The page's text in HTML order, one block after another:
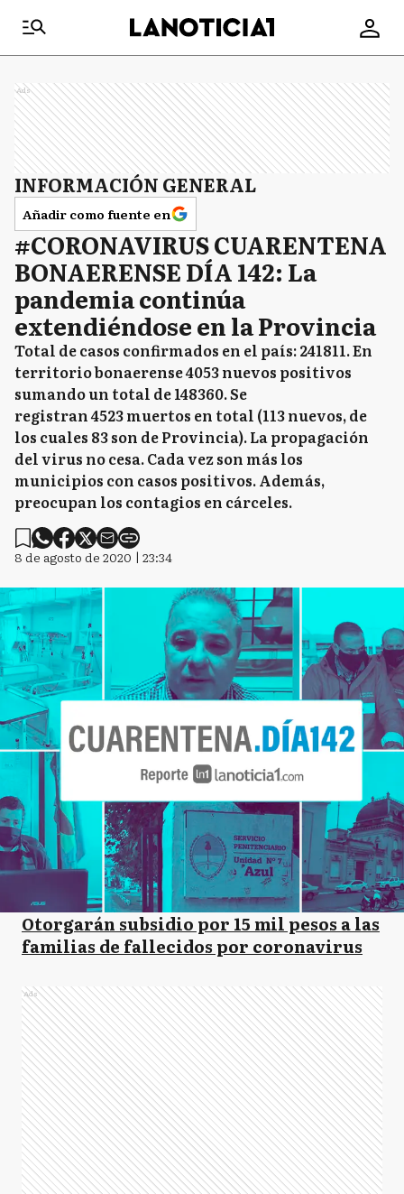
Ads
INFORMACIÓN GENERAL
Añadir como fuente en
#CORONAVIRUS CUARENTENA
BONAERENSE DÍA 142: La
pandemia continúa
extendiéndose en la Provincia
Total de casos confirmados en el país: 241811. En
territorio bonaerense 4053 nuevos positivos
sumando un total de 148360. Se
registran 4523 muertos en total (113 nuevos, de
los cuales 83 son de Provincia). La propagación
del virus no cesa. Cada vez son más los
municipios con casos positivos. Además,
preocupan los contagios en cárceles.
8 de agosto de 2020 | 23:34
Otorgarán subsidio por 15 mil pesos a las
familias de fallecidos por coronavirus
Ads